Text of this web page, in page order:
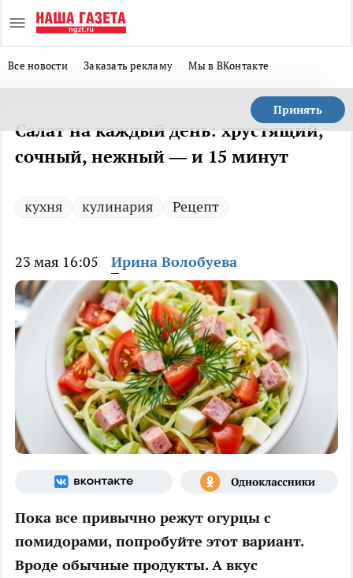
Все новости Заказать рекламу Мы в ВКонтакте
Принять
Салат на каждый день: хрустящий,
сочный, нежный — и 15 минут
кухня кулинария Рецепт
23 мая 16:05 Ирина Волобуева
Пока все привычно режут огурцы с
помидорами, попробуйте этот вариант.
Вроде обычные продукты. А вкус